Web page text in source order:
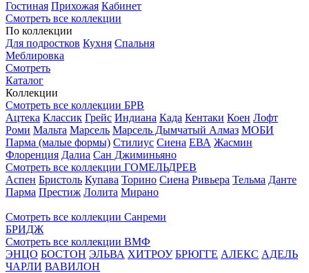
Гостиная Прихожая Кабинет
Смотреть все коллекции
По коллекции
Для подростков Кухня Спальня
Меблировка
Смотреть
Каталог
Коллекции
Смотреть все коллекции БРВ
Ацтека Классик Грейс Индиана Када Кентаки Коен Лофт
Роми Мальта Марсель Марсель Дымчатый Алмаз МОБИ
Парма (малые формы) Стилиус Сиена ЕВА Жасмин
Флоренция Далиа Сан Джиминьяно
Смотреть все коллекции ГОМЕЛЬДРЕВ
Аспен Бристоль Купава Торино Сиена Ривьера Тельма Данте
Парма Престиж Лолита Мирано
Смотреть все коллекции Санреми
БРИДЖ
Смотреть все коллекции ВМФ
ЭНЦО БОСТОН ЭЛЬВА ХИТРОУ БРЮГГЕ АЛЕКС АДЕЛЬ
ЧАРЛИ ВАВИЛОН